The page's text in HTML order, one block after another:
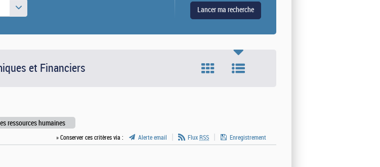
et Financiers
ressources humaines
» Conserver ces critères via : Alerte email Flux RSS
Enregistrement